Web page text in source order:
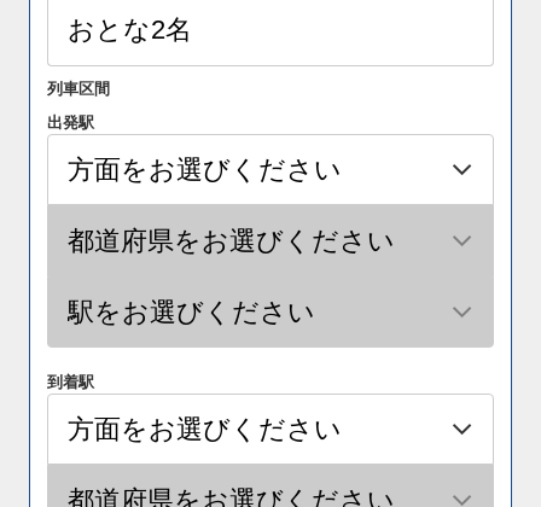
列車区間
出発駅
到着駅